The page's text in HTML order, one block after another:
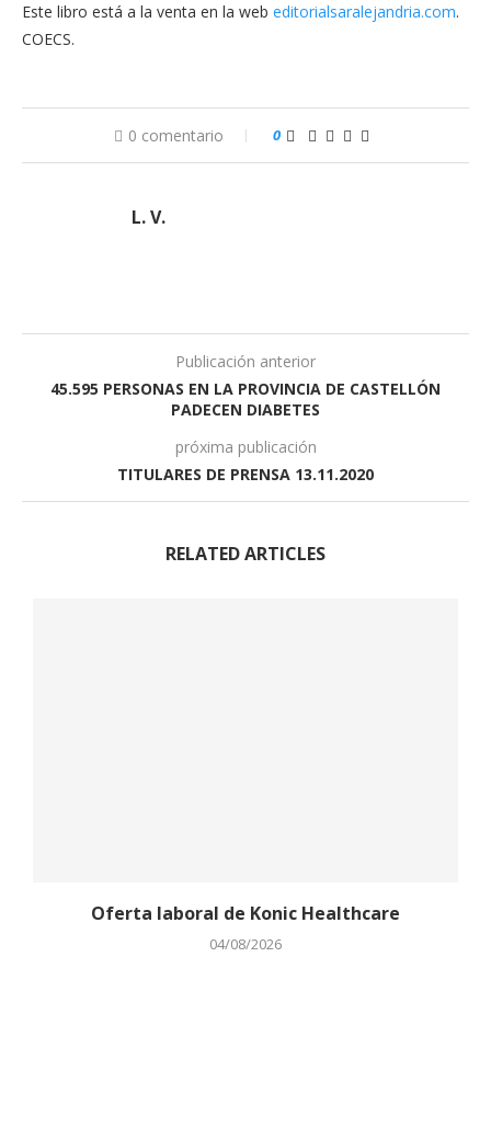
Este libro está a la venta en la web editorialsaralejandria.com.
COECS.
0 comentario 0
L. V.
Publicación anterior
45.595 PERSONAS EN LA PROVINCIA DE CASTELLÓN
PADECEN DIABETES
próxima publicación
TITULARES DE PRENSA 13.11.2020
RELATED ARTICLES
Oferta laboral de Konic Healthcare
04/08/2026